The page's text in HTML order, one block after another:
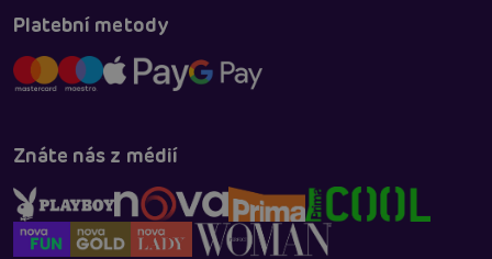
Platební metody
Znáte nás z médií